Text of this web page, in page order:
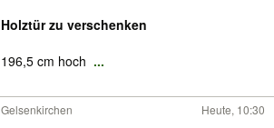
Holztür zu verschenken
196,5 cm hoch ...
Gelsenkirchen Heute, 10:30